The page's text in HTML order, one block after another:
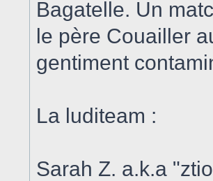
Bagatelle. Un
le père Couailler
gentiment
La luditeam :
Sarah Z. a.k.a